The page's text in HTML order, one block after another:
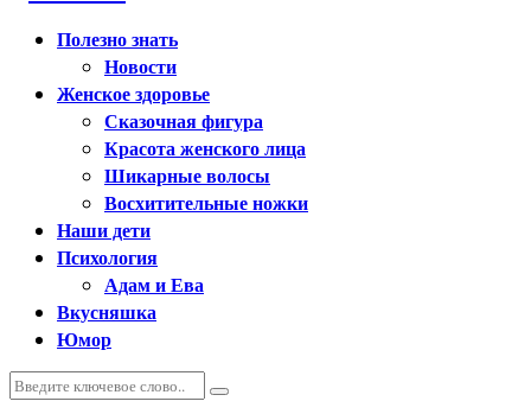
Полезно знать
Новости
Женское здоровье
Сказочная фигура
Красота женского лица
Шикарные волосы
Восхитительные ножки
Наши дети
Психология
Адам и Ева
Вкусняшка
Юмор
Искать:
Поиск